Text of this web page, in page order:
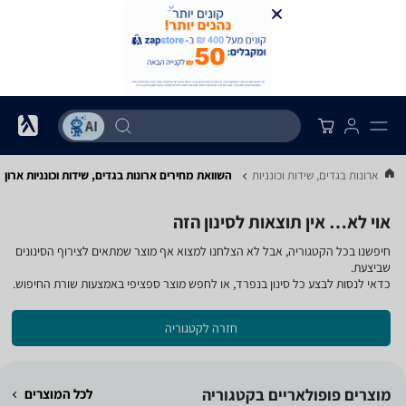
ארונות בגדים, שידות וכונניות השוואת מחירים ארונות בגדים, שידות וכונניות ‏ארון
אוי לא… אין תוצאות לסינון הזה
חיפשנו בכל הקטגוריה, אבל לא הצלחנו למצוא אף מוצר שמתאים לצירוף הסינונים
שביצעת.
כדאי לנסות לבצע כל סינון בנפרד, או לחפש מוצר ספציפי באמצעות שורת החיפוש.
חזרה לקטגוריה
מוצרים פופולאריים בקטגוריה לכל המוצרים